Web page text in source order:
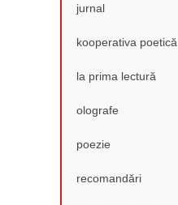
jurnal
kooperativa poetică
la prima lectură
olografe
poezie
recomandări